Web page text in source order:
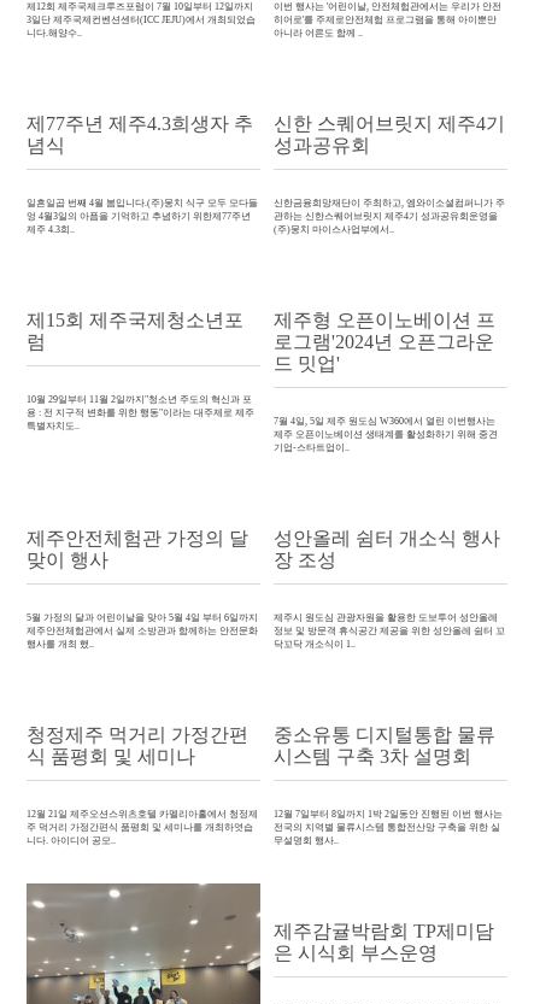
제12회 제주국제크루즈포럼이 7월 10일부터 12일까지
3일단 제주국제컨벤션센터(ICC JEJU)에서 개최되었습
니다.해양수..
이번 행사는 '어린이날, 안전체험관에서는 우리가 안전
히어로'를 주제로안전체험 프로그램을 통해 아이뿐만
아니라 어른도 함께 ..
제77주년 제주4.3희생자 추
념식
일흔일곱 번째 4월 봄입니다.(주)뭉치 식구 모두 모다들
엉 4월3일의 아픔을 기억하고 추념하기 위한제77주년
제주 4.3희..
신한 스퀘어브릿지 제주4기
성과공유회
신한금융희망재단이 주최하고, 엠와이소셜컴퍼니가 주
관하는 신한스퀘어브릿지 제주4기 성과공유회운영을
(주)뭉치 마이스사업부에서..
제15회 제주국제청소년포
럼
10월 29일부터 11월 2일까지"청소년 주도의 혁신과 포
용 : 전 지구적 변화를 위한 행동"이라는 대주제로 제주
특별자치도..
제주형 오픈이노베이션 프
로그램'2024년 오픈그라운
드 밋업'
7월 4일, 5일 제주 원도심 W360에서 열린 이번행사는
제주 오픈이노베이션 생태계를 활성화하기 위해 중견
기업-스타트업이..
제주안전체험관 가정의 달
맞이 행사
5월 가정의 달과 어린이날을 맞아 5월 4일 부터 6일까지
제주안전체험관에서 실제 소방관과 함께하는 안전문화
행사를 개최 했..
성안올레 쉼터 개소식 행사
장 조성
제주시 원도심 관광자원을 활용한 도보투어 성안올레
정보 및 방문객 휴식공간 제공을 위한 성안올레 쉼터 꼬
닥꼬닥 개소식이 1..
청정제주 먹거리 가정간편
식 품평회 및 세미나
12월 21일 제주오션스위츠호텔 카멜리아홀에서 청정제
주 먹거리 가정간편식 품평회 및 세미나를 개최하엿습
니다. 아이디어 공모..
중소유통 디지털통합 물류
시스템 구축 3차 설명회
12월 7일부터 8일까지 1박 2일동안 진행된 이번 행사는
전국의 지역별 물류시스템 통합전산망 구축을 위한 실
무설명회 행사..
제주감귤박람회 TP제미담
은 시식회 부스운영